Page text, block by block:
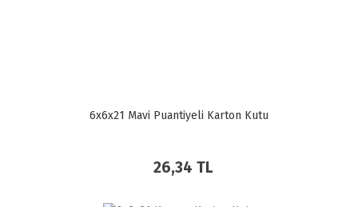
6x6x21 Mavi Puantiyeli Karton Kutu
26,34 TL